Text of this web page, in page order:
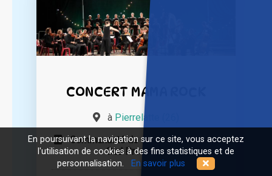
CONCERT MAMA ROCK
à Pierrelatte (26)
Communauté de communes Drôme
Sud Provence
En poursuivant la navigation sur ce site, vous acceptez
l'utilisation de cookies à des fins statistiques et de
personnalisation.
En savoir plus